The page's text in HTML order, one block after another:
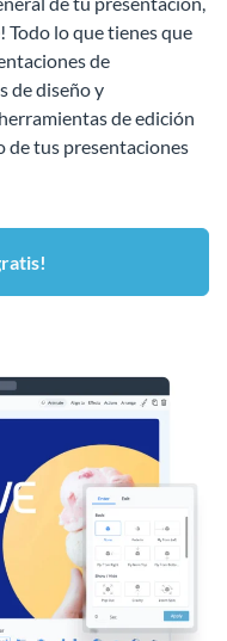
Todo lo que tienes que
de
de diseño y
de edición
de tus presentaciones